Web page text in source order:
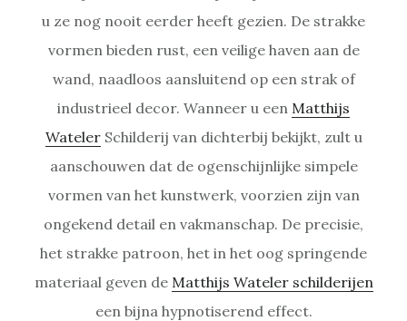
u ze nog nooit eerder heeft gezien. De strakke
vormen bieden rust, een veilige haven aan de
wand, naadloos aansluitend op een strak of
industrieel decor. Wanneer u een Matthijs
WatelerSchilderij van dichterbij bekijkt, zult u
aanschouwen dat de ogenschijnlijke simpele
vormen van het kunstwerk, voorzien zijn van
ongekend detail en vakmanschap. De precisie,
het strakke patroon, het in het oog springende
materiaal geven de Matthijs Wateler schilderijen
een bijna hypnotiserend effect.